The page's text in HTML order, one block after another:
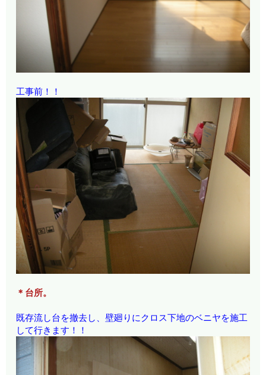
工事前！！
＊台所。
既存流し台を撤去し、壁廻りにクロス下地のベニヤを施工
して行きます！！